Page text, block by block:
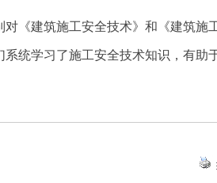
《建筑施工安全技术》和《建筑施
统学习了施工安全技术知识，有助